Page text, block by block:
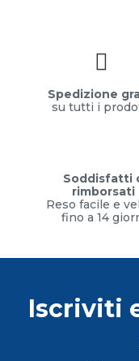
Spedizione
su tutti i
Soddisfatti
rimborsati
Reso facile e
fino a 14
Iscriviti